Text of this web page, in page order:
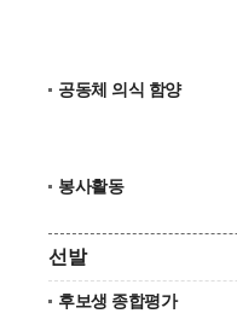
공동체 의식 함양
봉사활동
선발
후보생 종합평가